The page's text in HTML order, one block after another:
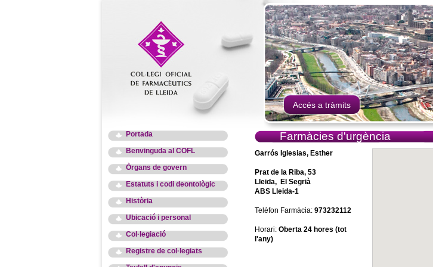
Accés a tràmits
Portada
Benvinguda al COFL
Òrgans de govern
Estatuts i codi deontològic
Història
Ubicació i personal
Col·legiació
Registre de col·legiats
Farmàcies d'urgència
Garrós Iglesias, Esther
Prat de la Riba, 53
Lleida, El Segrià
ABS Lleida-1
Telèfon Farmàcia: 973232112
Horari: Oberta 24 hores (tot
l'any)